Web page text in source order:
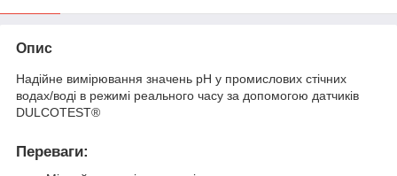
Опис
Надійне вимірювання значень pH у промислових стічних
водах/воді в режимі реального часу за допомогою датчиків
DULCOTEST®
Переваги: